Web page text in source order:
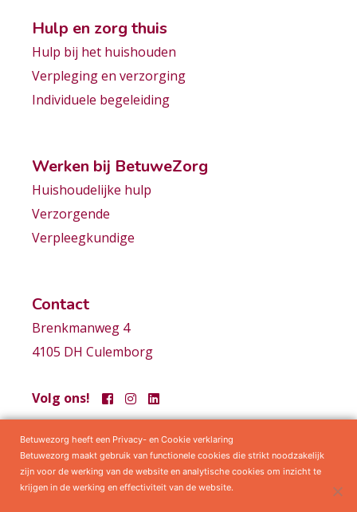
Hulp en zorg thuis
Hulp bij het huishouden
Verpleging en verzorging
Individuele begeleiding
Werken bij BetuweZorg
Huishoudelijke hulp
Verzorgende
Verpleegkundige
Contact
Brenkmanweg 4
4105 DH Culemborg
Volg ons!
Samenwerkingen Privacy statement Algemene voorwaarden
Betuwezorg heeft een Privacy- en Cookie verklaring
Betuwezorg maakt gebruik van functionele cookies die strikt noodzakelijk
zijn voor de werking van de website en analytische cookies om inzicht te
krijgen in de werking en effectiviteit van de website.